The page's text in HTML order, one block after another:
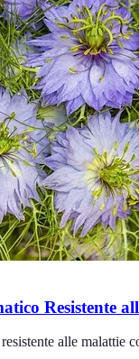
Resistente
alle malattie